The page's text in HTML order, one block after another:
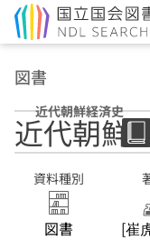
図書
近代朝鮮経済史
近代朝鮮
資料種別
図書 [崔